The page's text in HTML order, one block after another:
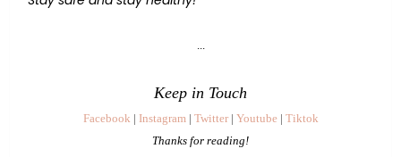
...
Keep in Touch
Facebook | Instagram | Twitter | Youtube| Tiktok
Thanks for reading!